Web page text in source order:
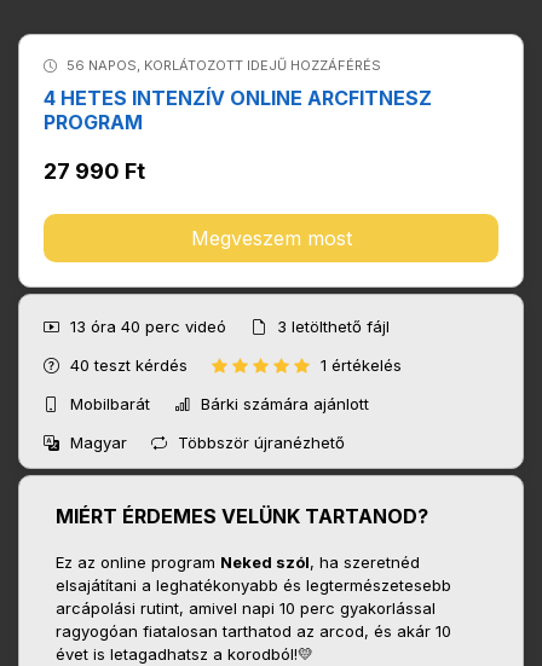
56 NAPOS, KORLÁTOZOTT IDEJŰ HOZZÁFÉRÉS
4 HETES INTENZÍV ONLINE ARCFITNESZ
PROGRAM
27 990 Ft
Megveszem most
13 óra 40 perc videó 3 letölthető fájl
40teszt kérdés
1 értékelés
Mobilbarát
Bárki számára ajánlott
Magyar
Többször újranézhető
MIÉRT ÉRDEMES VELÜNK TARTANOD?
Ez az online program Neked szól, ha szeretnéd
elsajátítani a leghatékonyabb és legtermészetesebb
arcápolási rutint, amivel napi 10 perc gyakorlással
ragyogóan fiatalosan tarthatod az arcod, és akár 10
évet is letagadhatsz a korodból!💛